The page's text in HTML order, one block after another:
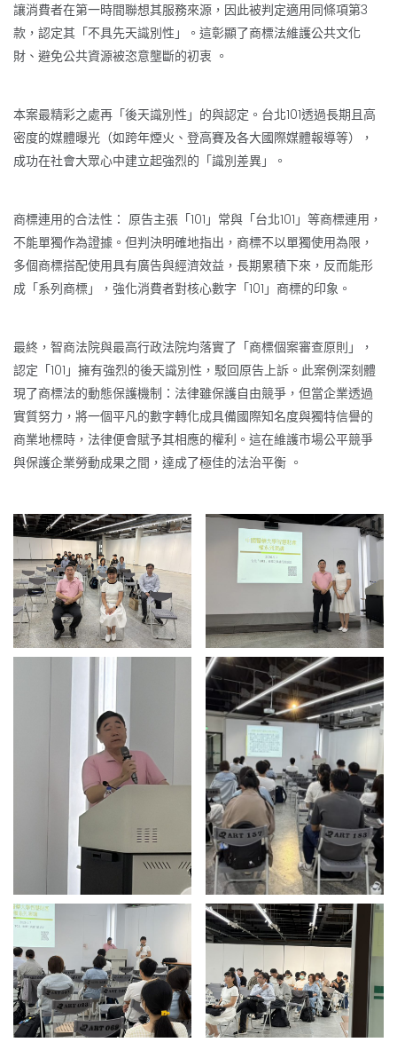
讓消費者在第一時間聯想其服務來源，因此被判定適用同條項第3
款，認定其「不具先天識別性」。這彰顯了商標法維護公共文化
財、避免公共資源被恣意壟斷的初衷 。
本案最精彩之處再「後天識別性」的與認定。台北101透過長期且高
密度的媒體曝光（如跨年煙火、登高賽及各大國際媒體報導等），
成功在社會大眾心中建立起強烈的「識別差異」。
商標連用的合法性： 原告主張「101」常與「台北101」等商標連用，
不能單獨作為證據。但判決明確地指出，商標不以單獨使用為限，
多個商標搭配使用具有廣告與經濟效益，長期累積下來，反而能形
成「系列商標」，強化消費者對核心數字「101」商標的印象。
最終，智商法院與最高行政法院均落實了「商標個案審查原則」，
認定「101」擁有強烈的後天識別性，駁回原告上訴。此案例深刻體
現了商標法的動態保護機制：法律雖保護自由競爭，但當企業透過
實質努力，將一個平凡的數字轉化成具備國際知名度與獨特信譽的
商業地標時，法律便會賦予其相應的權利。這在維護市場公平競爭
與保護企業勞動成果之間，達成了極佳的法治平衡 。